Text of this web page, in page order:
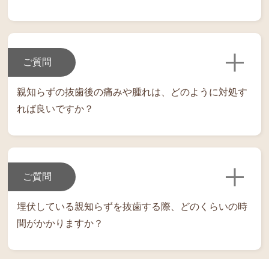
ご質問
親知らずの抜歯後の痛みや腫れは、どのように対処す
れば良いですか？
ご質問
埋伏している親知らずを抜歯する際、どのくらいの時
間がかかりますか？